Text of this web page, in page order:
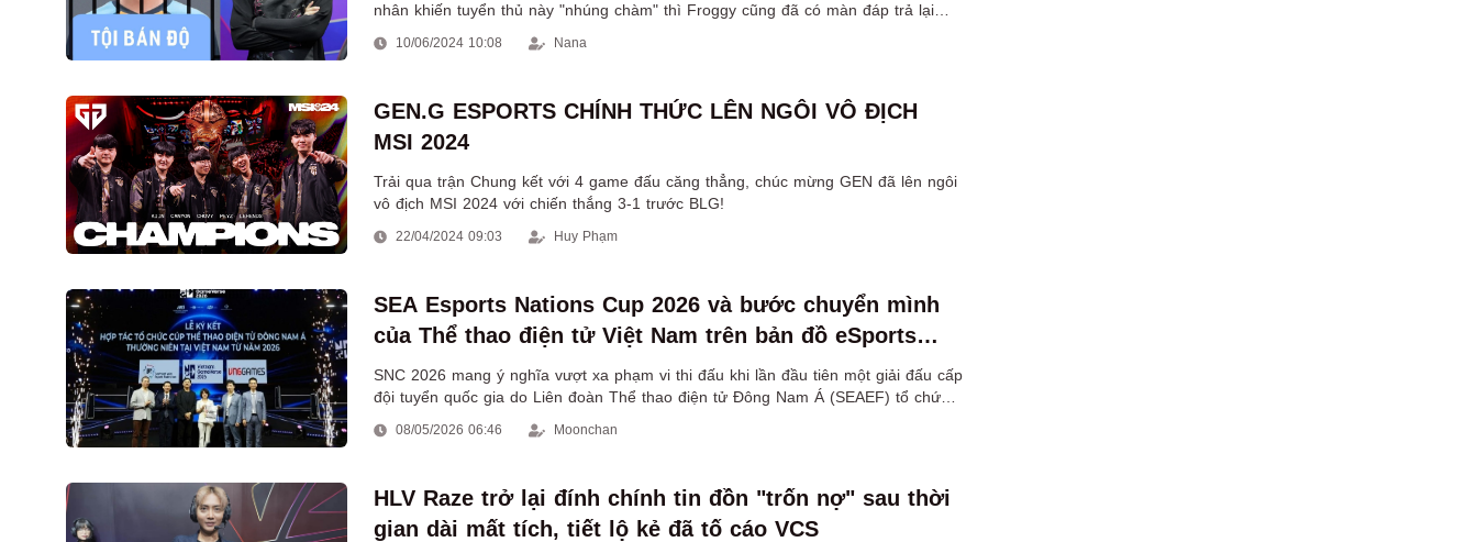
nhân khiến tuyển thủ này "nhúng chàm" thì Froggy cũng đã có màn đáp trả lại
10/06/2024 10:08 Nana
GEN.G ESPORTS CHÍNH THỨC LÊN NGÔI VÔ ĐỊCH
MSI 2024
Trải qua trận Chung kết với 4 game đấu căng thẳng, chúc mừng GEN đã lên ngôi
vô địch MSI 2024 với chiến thắng 3-1 trước BLG!
22/04/2024 09:03 Huy Phạm
SEA Esports Nations Cup 2026 và bước chuyển mình
của Thể thao điện tử Việt Nam trên bản đồ eSports
quốc tế
SNC 2026 mang ý nghĩa vượt xa phạm vi thi đấu khi lần đầu tiên một giải đấu cấp
đội tuyển quốc gia do Liên đoàn Thể thao điện tử Đông Nam Á (SEAEF) tổ chức
08/05/2026 06:46 Moonchan
HLV Raze trở lại đính chính tin đồn "trốn nợ" sau thời
gian dài mất tích, tiết lộ kẻ đã tố cáo VCS